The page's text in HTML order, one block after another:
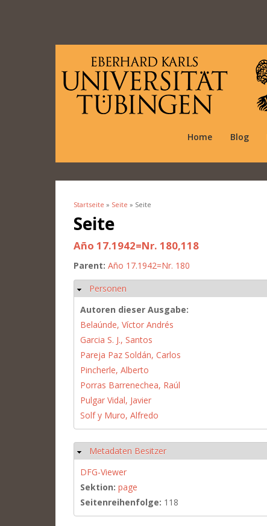
Home Blog
Sie sind hier
Startseite » Seite » Seite
Seite
Año 17.1942=Nr. 180,118
Parent: Año 17.1942=Nr. 180
Ausblenden
Personen
Autoren dieser Ausgabe:
Belaúnde, Víctor Andrés
Garcia S. J., Santos
Pareja Paz Soldán, Carlos
Pincherle, Alberto
Porras Barrenechea, Raúl
Pulgar Vidal, Javier
Solf y Muro, Alfredo
Ausblenden
Metadaten Besitzer
DFG-Viewer
Sektion: page
Seitenreihenfolge: 118